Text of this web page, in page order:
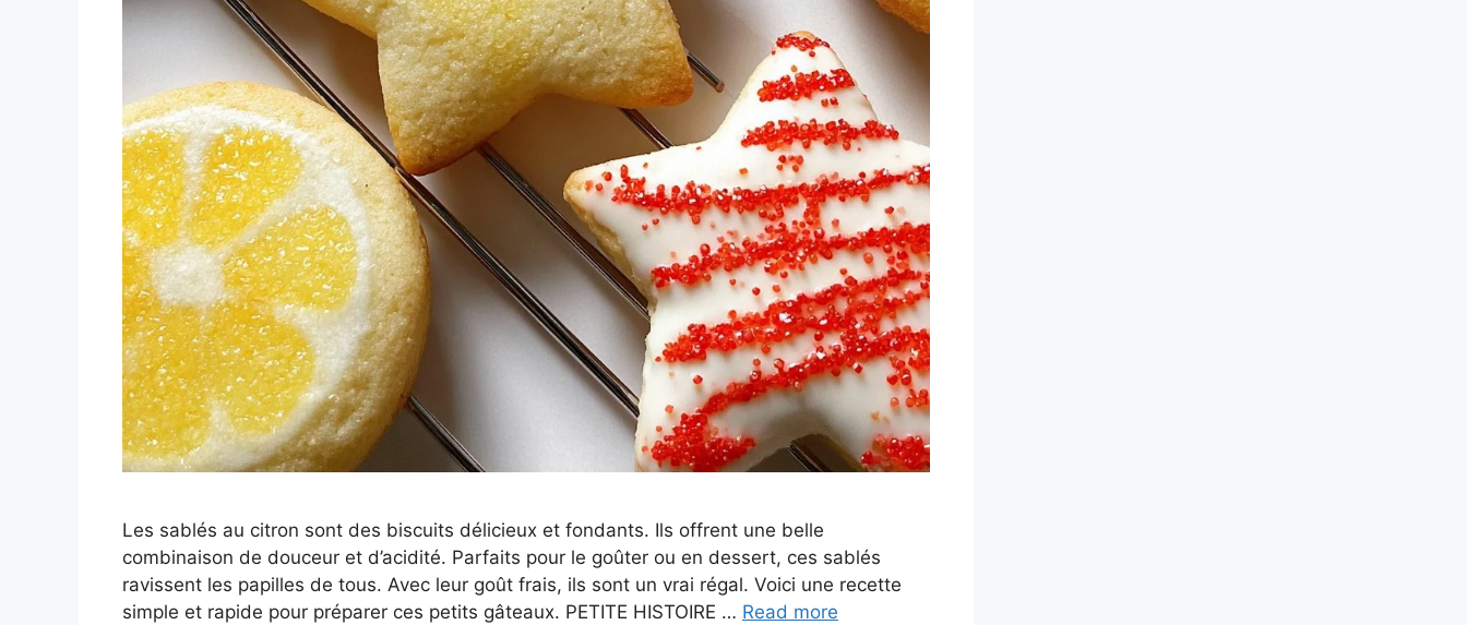
Les sablés au citron sont des biscuits délicieux et fondants. Ils offrent une belle
combinaison de douceur et d’acidité. Parfaits pour le goûter ou en dessert, ces sablés
ravissent les papilles de tous. Avec leur goût frais, ils sont un vrai régal. Voici une recette
simple et rapide pour préparer ces petits gâteaux. PETITE HISTOIRE … Read more